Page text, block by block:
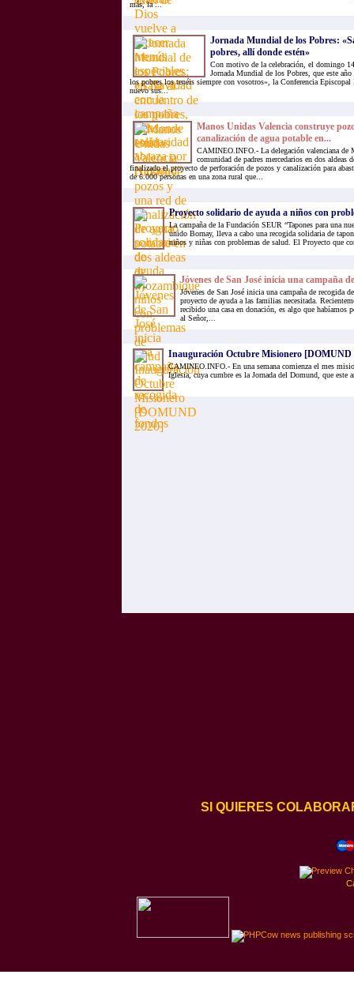
más, la ...
Jornada Mundial de los Pobres:
pobres, allí donde estén»
Con motivo de la celebración, el domingo
Jornada Mundial de los Pobres, que este
los pobres los tenéis siempre con vosotros», la Conferencia Episcopal
nuevo sus...
Manos Unidas Valencia construye
canalización de agua potable en...
CAMINEO.INFO.- La delegación valenciana de
comunidad de padres mercedarios en dos aldeas
finalizado el proyecto de perforación de pozos y canalización para
de 6.000 personas en una zona rural que...
Proyecto solidario de ayuda a niños con
La campaña de la Fundación SEUR “Tapones para una
unido Bornay, lleva a cabo una recogida solidaria de
niños y niñas con problemas de salud. El Proyecto que
Jóvenes de San José inicia una campaña
Jóvenes de San José inicia una campaña de recogida
proyecto de ayuda a las familias necesitada.
recibido una casa en donación, es algo que habíamos
al Señor,...
Inauguración Octubre Misionero [DOMUND
CAMINEO.INFO.- En una semana comienza el mes
Iglesia, cuya cumbre es la Jornada del Domund, que este
SI QUIERES